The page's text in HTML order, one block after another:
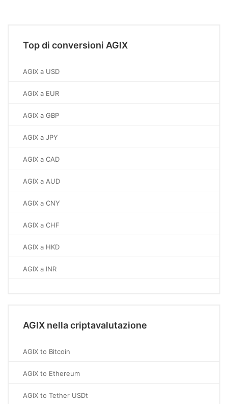
Top di conversioni AGIX
AGIX a USD
AGIX a EUR
AGIX a GBP
AGIX a JPY
AGIX a CAD
AGIX a AUD
AGIX a CNY
AGIX a CHF
AGIX a HKD
AGIX a INR
AGIX nella criptavalutazione
AGIX to Bitcoin
AGIX to Ethereum
AGIX to Tether USDt